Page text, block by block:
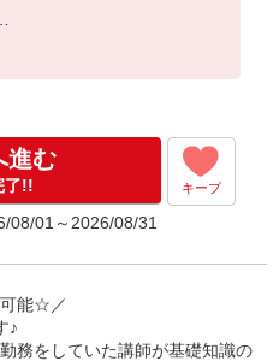
進む
了!! キープ
08/01～2026/08/31
可能☆／
♪
務をしていた講師が基礎知識の